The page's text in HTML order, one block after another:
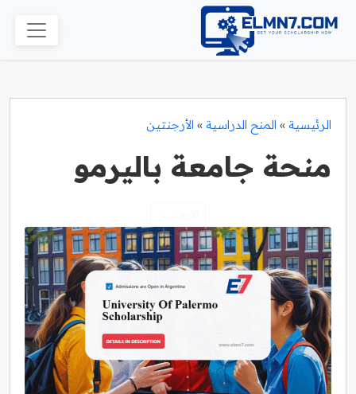
الرئيسية » المنح الدراسية » الأرجنتين
منحة جامعة باليرمو